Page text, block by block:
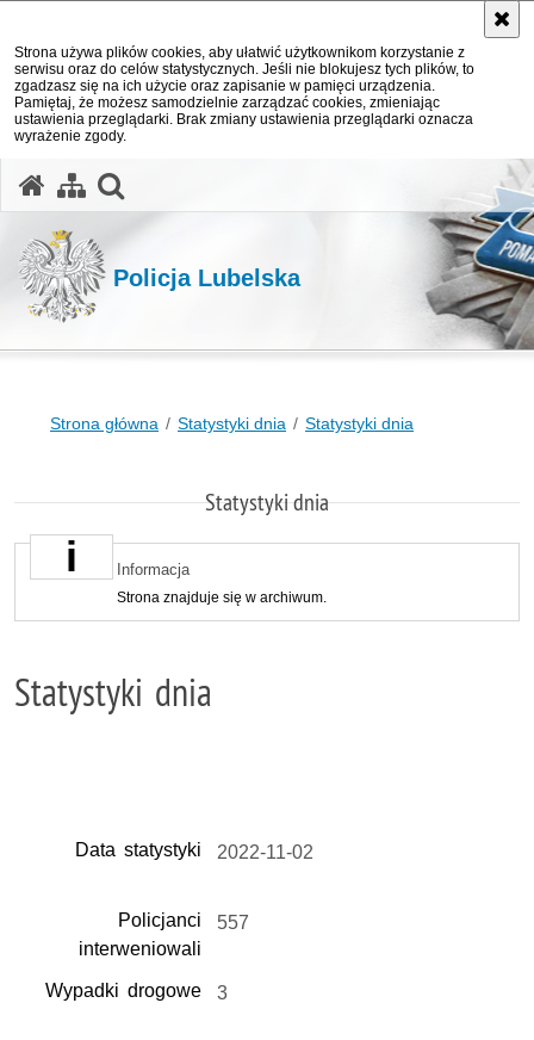
Strona używa plików cookies, aby ułatwić użytkownikom korzystanie z
serwisu oraz do celów statystycznych. Jeśli nie blokujesz tych plików, to
zgadzasz się na ich użycie oraz zapisanie w pamięci urządzenia.
Pamiętaj, że możesz samodzielnie zarządzać cookies, zmieniając
ustawienia przeglądarki. Brak zmiany ustawienia przeglądarki oznacza
wyrażenie zgody.
Policja Lubelska
Strona główna Statystyki dnia Statystyki dnia
Statystyki dnia
Informacja
Strona znajduje się w archiwum.
Statystyki dnia
Data statystyki 2022-11-02
Policjanci
interweniowali
557
Wypadki drogowe 3